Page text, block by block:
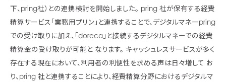
下、pring社）との連携検討を開始しました。 pring 社が保有する経費
精算サービス「業務用プリン」と連携することで、デジタルマネーpring
での受け取りに加え、「doreca」と接続するデジタルマネーでの経費
精算金の受け取りが可能と なります。 キャッシュレスサービスが多く
存在する現在において、利用者の利便性を求める声は日々増して お
り、pring 社と連携することにより、経費精算分野におけるデジタルマ